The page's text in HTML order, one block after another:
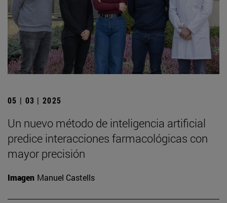
05 | 03 | 2025
Un nuevo método de inteligencia artificial
predice interacciones farmacológicas con
mayor precisión
Imagen Manuel Castells